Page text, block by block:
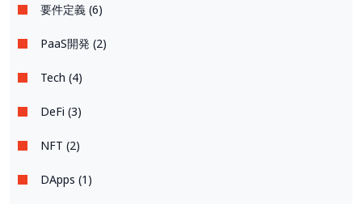
要件定義 (6)
PaaS開発 (2)
Tech (4)
DeFi (3)
NFT (2)
DApps (1)